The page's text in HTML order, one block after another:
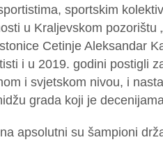
sportskim
u Kraljevskom pozorištu
Cetinje Aleksandar
i u 2019. godini postigli
i svjetskom nivou, i
grada koji je
apsolutni su šampioni